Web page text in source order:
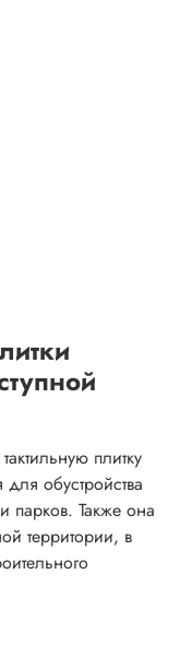
плитку
обустройства
парков. Также она
территории, в